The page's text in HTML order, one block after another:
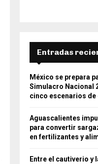
Entradas
México se prepara
Simulacro Nacional
cinco escenarios de
Aguascalientes
para convertir
en fertilizantes y
Entre el cautiverio y